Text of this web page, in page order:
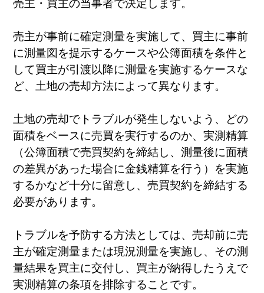
売主・買主の当事者で決定します。
売主が事前に確定測量を実施して、買主に事前
に測量図を提示するケースや公簿面積を条件と
して買主が引渡以降に測量を実施するケースな
ど、土地の売却方法によって異なります。
土地の売却でトラブルが発生しないよう、どの
面積をベースに売買を実行するのか、実測精算
（公簿面積で売買契約を締結し、測量後に面積
の差異があった場合に金銭精算を行う）を実施
するかなど十分に留意し、売買契約を締結する
必要があります。
トラブルを予防する方法としては、売却前に売
主が確定測量または現況測量を実施し、その測
量結果を買主に交付し、買主が納得したうえで
実測精算の条項を排除することです。